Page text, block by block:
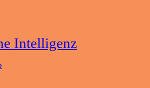
Intelligenz